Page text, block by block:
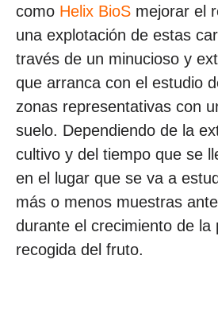
como Helix BioS mejorar el
una explotación de estas
través de un minucioso y
que arranca con el estudio
zonas representativas con
suelo. Dependiendo de la
cultivo y del tiempo que se
en el lugar que se va a
más o menos muestras
durante el crecimiento de la
recogida del fruto.